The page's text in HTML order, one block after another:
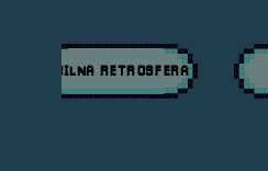
MOBILNA RETROSFERA